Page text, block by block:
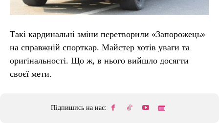
Такі кардинальні зміни перетворили «Запорожець»
на справжній спорткар. Майстер хотів уваги та
оригінальності. Що ж, в нього вийшло досягти
своєї мети.
Підпишись на нас: